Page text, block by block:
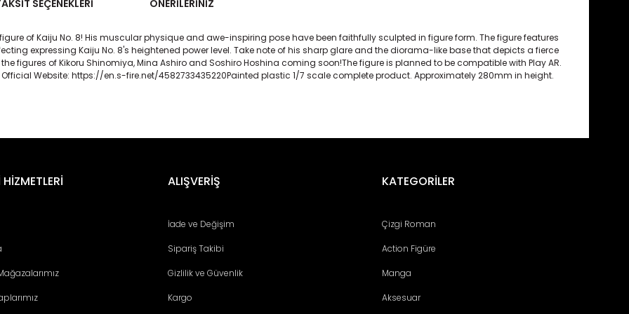
SEÇENEKLERI ÖNERILERINIZ
figureofKaiju No. 8! His muscularphysiqueand awe-inspiring posehavebeen faithfullysculpted in figureform. Thefigurefeatures
expressing Kaiju No. 8's heightened powerlevel. Takenoteof his sharpglareand thediorama-likebasethatdepicts a fierce
thefigures ofKikoru Shinomiya, Mina Ashiroand SoshiroHoshina coming soon!Thefigureis planned tobecompatiblewith Play AR.
Official Website: https://en.s-fire.net/4582733435220Painted plastic 1/7 scalecompleteproduct. Approximately280mm in height.
Yorum YazALIŞVERİŞ
İade ve Değişim
Sipariş Takibi
Gizlilik ve Güvenlik
Kargo
KATEGORİLER
Çizgi Roman
Action Figüre
Manga
Aksesuar